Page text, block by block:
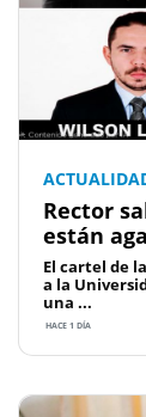
Rector
están
El cartel de
a la
una ...
HACE 1 DÍA